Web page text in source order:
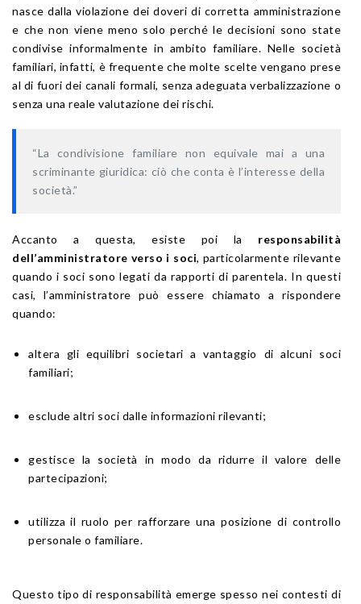
nasce dalla violazione dei doveri di corretta amministrazione
e che non viene meno solo perché le decisioni sono state
condivise informalmente in ambito familiare. Nelle società
familiari, infatti, è frequente che molte scelte vengano prese
al di fuori dei canali formali, senza adeguata verbalizzazione o
senza una reale valutazione dei rischi.
“La condivisione familiare non equivale mai a una
scriminante giuridica: ciò che conta è l’interesse della
società.”
Accanto a questa, esiste poi la responsabilità
dell’amministratore verso i soci, particolarmente rilevante
quando i soci sono legati da rapporti di parentela. In questi
casi, l’amministratore può essere chiamato a rispondere
quando:
altera gli equilibri societari a vantaggio di alcuni soci
familiari;
esclude altri soci dalle informazioni rilevanti;
gestisce la società in modo da ridurre il valore delle
partecipazioni;
utilizza il ruolo per rafforzare una posizione di controllo
personale o familiare.
Questo tipo di responsabilità emerge spesso nei contesti di